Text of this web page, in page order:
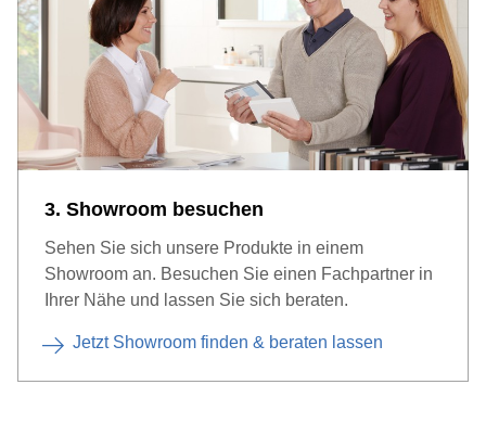
3. Showroom besuchen
Sehen Sie sich unsere Produkte in einem
Showroom an. Besuchen Sie einen Fachpartner in
Ihrer Nähe und lassen Sie sich beraten.
Jetzt Showroom finden & beraten lassen